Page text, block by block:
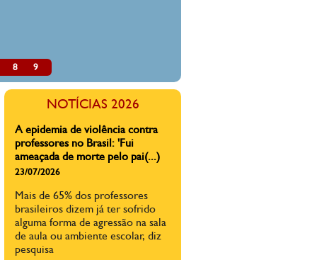
8 9
NOTÍCIAS 2026
A direita faz mal à educação do
país
03/07/2026
A direita não abre mão de
projetos inócuos e nocivos
quando o tema é educação e
direitos de crianças e
adolescentes.